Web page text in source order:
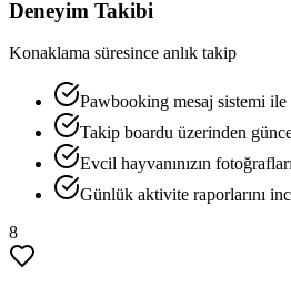
Deneyim Takibi
Konaklama süresince anlık takip
Pawbooking mesaj sistemi
Takip boardu üzerinden
Evcil hayvanınızın
Günlük aktivite raporlarını
8